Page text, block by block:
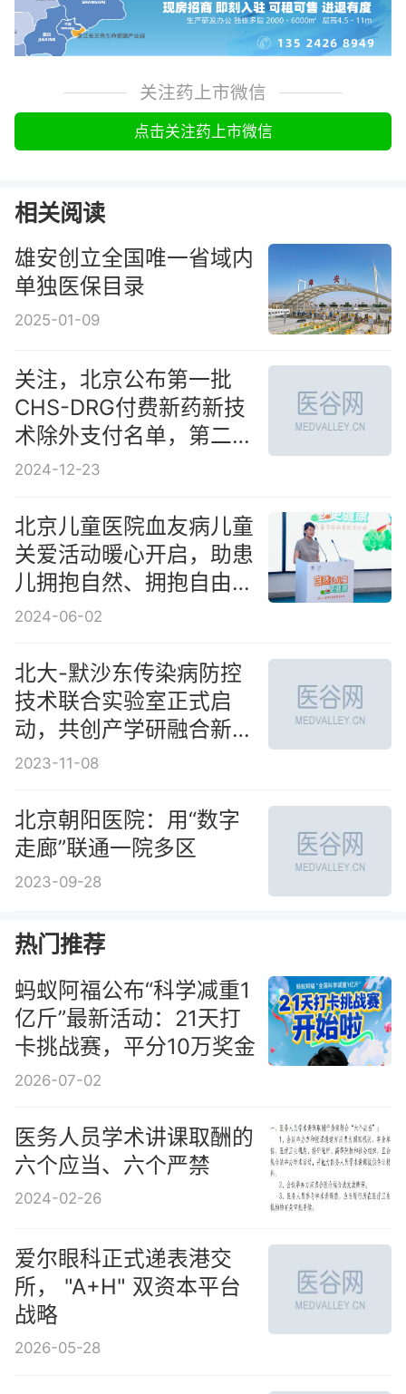
关注药上市微信
点击关注药上市微信
相关阅读
雄安创立全国唯一省域内
单独医保目录
2025-01-09
关注，北京公布第一批
CHS-DRG付费新药新技
术除外支付名单，第二批
开始申报
2024-12-23
北京儿童医院血友病儿童
关爱活动暖心开启，助患
儿拥抱自然、拥抱自由身
心
2024-06-02
北大-默沙东传染病防控
技术联合实验室正式启
动，共创产学研融合新生
态
2023-11-08
北京朝阳医院：用“数字
走廊”联通一院多区
2023-09-28
热门推荐
蚂蚁阿福公布“科学减重1
亿斤”最新活动：21天打
卡挑战赛，平分10万奖金
2026-07-02
医务人员学术讲课取酬的
六个应当、六个严禁
2024-02-26
爱尔眼科正式递表港交
所， "A+H" 双资本平台
战略
2026-05-28